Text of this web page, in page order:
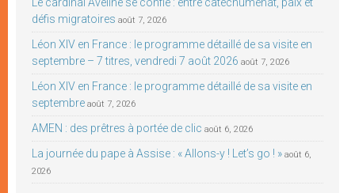
défis migratoires août 7, 2026
Léon XIV en France : le programme détaillé de sa visite en
septembre – 7 titres, vendredi 7 août 2026 août 7, 2026
Léon XIV en France : le programme détaillé de sa visite en
septembre août 7, 2026
AMEN : des prêtres à portée de clic août 6, 2026
La journée du pape à Assise : « Allons-y ! Let’s go ! » août 6,
2026